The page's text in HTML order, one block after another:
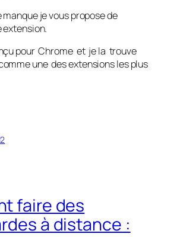
manque je vous propose de
pour Chrome et je la trouve
une des extensions les plus
faire des
à distance :